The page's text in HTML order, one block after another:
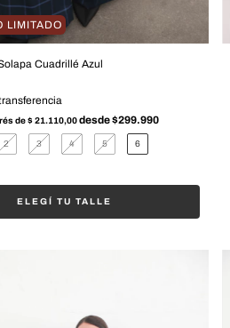
LIMITADO
Cuadrillé Azul
de$ 21.110,00
2 3 4 5 6
ELEGÍ TU TALLE